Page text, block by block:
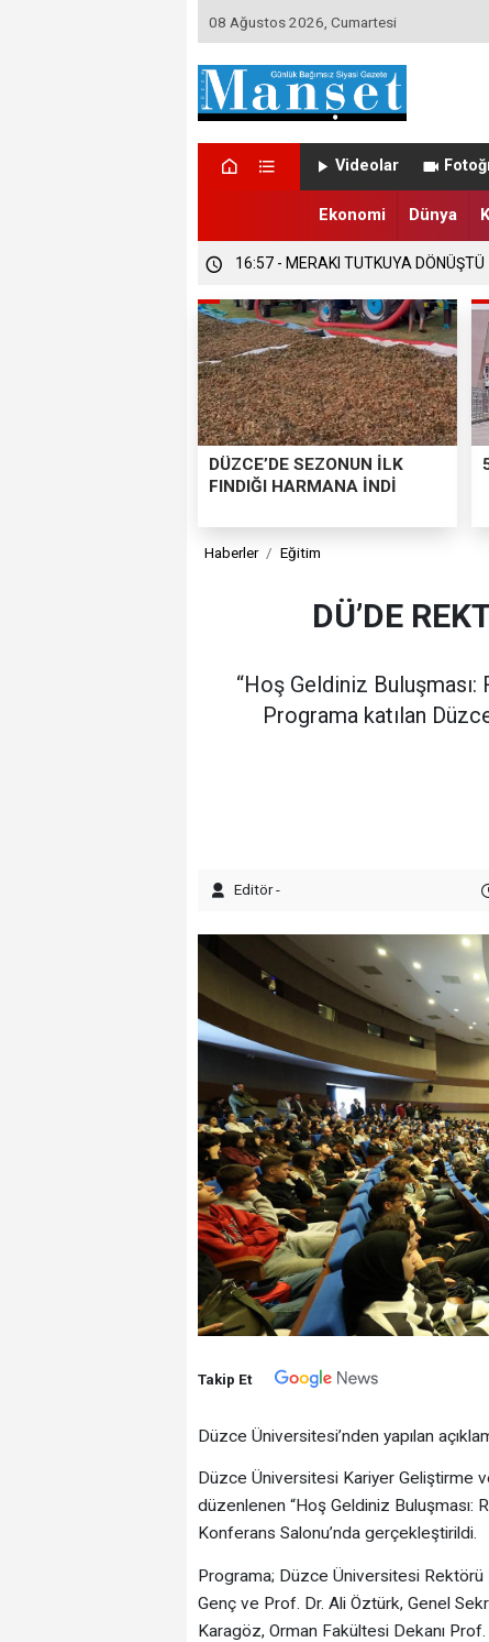
08 Ağustos 2026, Cumartesi
Videolar
Ekonomi Dünya
16:57 - DÜZCE’DE SEZONUN İLK
16:57 - MERAKI TUTKUYA DÖNÜŞTÜ
DÜZCE’DE SEZONUN İLK
FINDIĞI HARMANA İNDİ
Haberler Eğitim
DÜ’DE
“Hoş Geldiniz
Programa katılan
Editör -
Takip Et
Düzce Üniversitesi’nden yapılan
Düzce Üniversitesi Kariyer Geliştirme
düzenlenen “Hoş Geldiniz Buluşması:
Konferans Salonu’nda gerçekleştirildi.
Programa; Düzce Üniversitesi Rektörü
Genç ve Prof. Dr. Ali Öztürk, Genel
Karagöz, Orman Fakültesi Dekanı